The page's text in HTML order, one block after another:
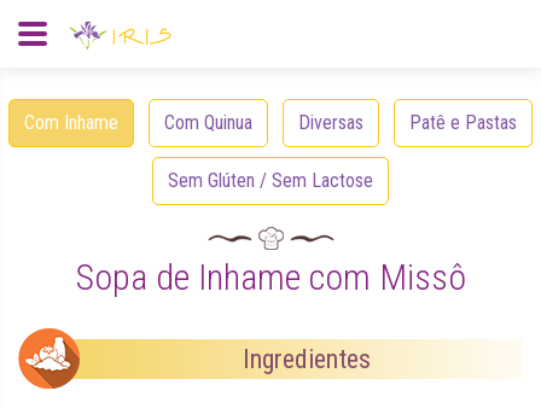
Com Inhame Com Quinua Diversas Patê e Pastas
Sem Glúten / Sem Lactose
Sopa de Inhame com Missô
Ingredientes